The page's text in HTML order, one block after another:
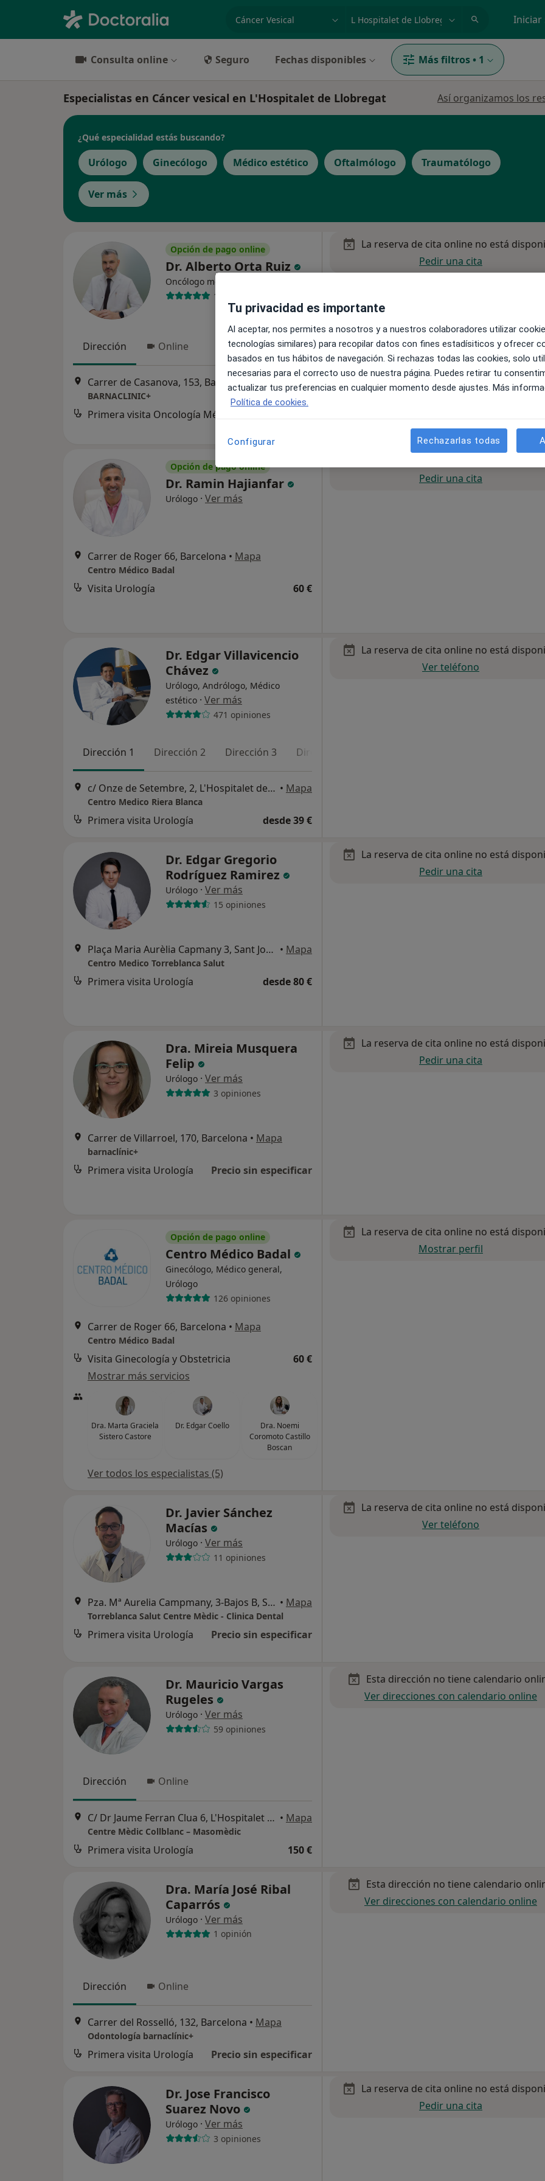
especialidad, enfermedad o nombre Iniciar
Consulta online Seguro Fechas disponibles Más filtros • 1
Especialistas en Cáncer vesical en L'Hospitalet de Llobregat Así organizamos los
¿Qué especialidad estás buscando?
Urólogo Ginecólogo Médico estético Oftalmólogo Traumatólogo
Ver más
Opción de pago online
Dr. Alberto Orta Ruiz
Oncólogo médico
10 opiniones
Dirección Online
Carrer de Casanova, 153, Barcelona • Mapa
BARNACLINIC+
Primera visita Oncología Médica
La reserva de cita online no está
Pedir una cita
Opción de pago online
Dr. Ramin Hajianfar
Urólogo · Ver más
Carrer de Roger 66, Barcelona • Mapa
Centro Médico Badal
Visita Urología 60 €
Pedir una cita
Dr. Edgar Villavicencio
Chávez
Urólogo, Andrólogo, Médico
estético · Ver más
471 opiniones
Dirección 1 Dirección 2 Dirección 3 Dirección 4
c/ Onze de Setembre, 2, L'Hospitalet de Llobregat • Mapa
Centro Medico Riera Blanca
Primera visita Urología desde 39 €
La reserva de cita online no está
Ver teléfono
Dr. Edgar Gregorio
Rodríguez Ramirez
Urólogo · Ver más
15 opiniones
Plaça Maria Aurèlia Capmany 3, Sant Joan Despí • Mapa
Centro Medico Torreblanca Salut
Primera visita Urología desde 80 €
La reserva de cita online no está
Pedir una cita
Dra. Mireia Musquera
Felip
Urólogo · Ver más
3 opiniones
Carrer de Villarroel, 170, Barcelona • Mapa
barnaclínic+
Primera visita Urología Precio sin especificar
La reserva de cita online no está
Pedir una cita
Opción de pago online
Centro Médico Badal
Ginecólogo, Médico general,
Urólogo
126 opiniones
Carrer de Roger 66, Barcelona • Mapa
Centro Médico Badal
Visita Ginecología y Obstetricia
60 €
Mostrar más servicios
Dra. Marta Graciela
Sistero Castore
Dr. Edgar Coello
Dra. Noemi
Coromoto Castillo
Boscan
Ver todos los especialistas (5)
La reserva de cita online no está
Mostrar perfil
Dr. Javier Sánchez
Macías
Urólogo · Ver más
11 opiniones
Pza. Mª Aurelia Campmany, 3-Bajos B, Sant Joan Despí • Mapa
Torreblanca Salut Centre Mèdic - Clinica Dental
Primera visita Urología Precio sin especificar
La reserva de cita online no está
Ver teléfono
Dr. Mauricio Vargas
Rugeles
Urólogo · Ver más
59 opiniones
Dirección Online
C/ Dr Jaume Ferran Clua 6, L'Hospitalet de Llobregat • Mapa
Centre Mèdic Collblanc – Masomèdic
Primera visita Urología 150 €
Esta dirección no tiene calendario
Ver direcciones con calendario online
Dra. María José Ribal
Caparrós
Urólogo · Ver más
1 opinión
Dirección Online
Carrer del Rosselló, 132, Barcelona • Mapa
Odontología barnaclínic+
Primera visita Urología Precio sin especificar
Esta dirección no tiene calendario
Ver direcciones con calendario online
Dr. Jose Francisco
Suarez Novo
Urólogo · Ver más
3 opiniones
La reserva de cita online no está
Pedir una cita
Tu privacidad es importante
Al aceptar, nos permites a nosotros y a nuestros colaboradores utilizar
tecnologías similares) para recopilar datos con fines estadísiticos y ofrecer
basados en tus hábitos de navegación. Si rechazas todas las cookies, solo
necesarias para el correcto uso de nuestra página. Puedes retirar tu
actualizar tus preferencias en cualquier momento desde ajustes. Más
Política de cookies.
Configurar Rechazarlas todas